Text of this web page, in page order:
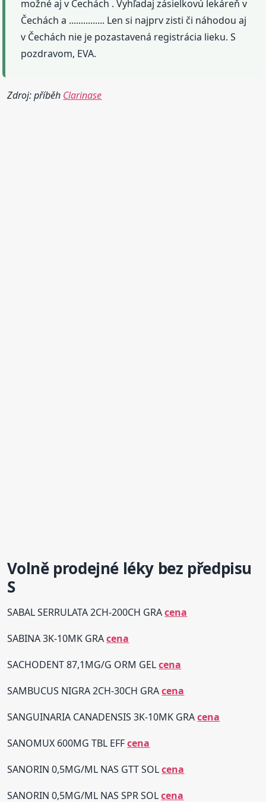
možné aj v Čechách . Vyhľadaj zásielkovú lekáreň v
Čechách a ............... Len si najprv zisti či náhodou aj
v Čechách nie je pozastavená registrácia lieku. S
pozdravom, EVA.
Zdroj: příběh Clarinase
Volně prodejné léky bez předpisu
S
SABAL SERRULATA 2CH-200CH GRAcena
SABINA 3K-10MK GRAcena
SACHODENT 87,1MG/G ORM GELcena
SAMBUCUS NIGRA 2CH-30CH GRAcena
SANGUINARIA CANADENSIS 3K-10MK GRAcena
SANOMUX 600MG TBL EFFcena
SANORIN 0,5MG/ML NAS GTT SOLcena
SANORIN 0,5MG/ML NAS SPR SOLcena